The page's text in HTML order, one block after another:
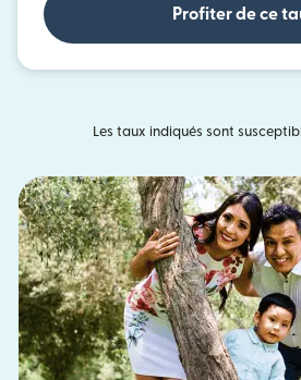
Profiter de ce
Les taux indiqués sont